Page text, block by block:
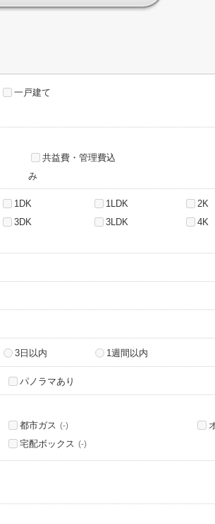
一戸建て
共益費・管理費込
み
1DK 1LDK 2K
3DK 3LDK 4K
3日以内 1週間以内
パノラマあり
都市ガス (-)
宅配ボックス (-)